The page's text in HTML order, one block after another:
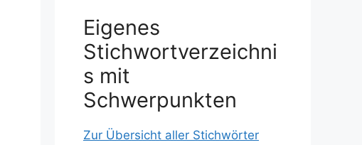
Eigenes
Stichwortverzeichni
s mit
Schwerpunkten
Zur Übersicht aller Stichwörter